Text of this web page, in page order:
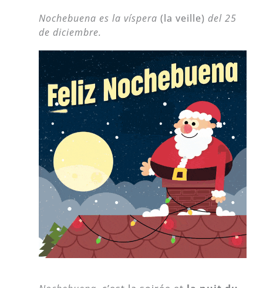
Nochebuena es la víspera (la veille)del 25
de diciembre.